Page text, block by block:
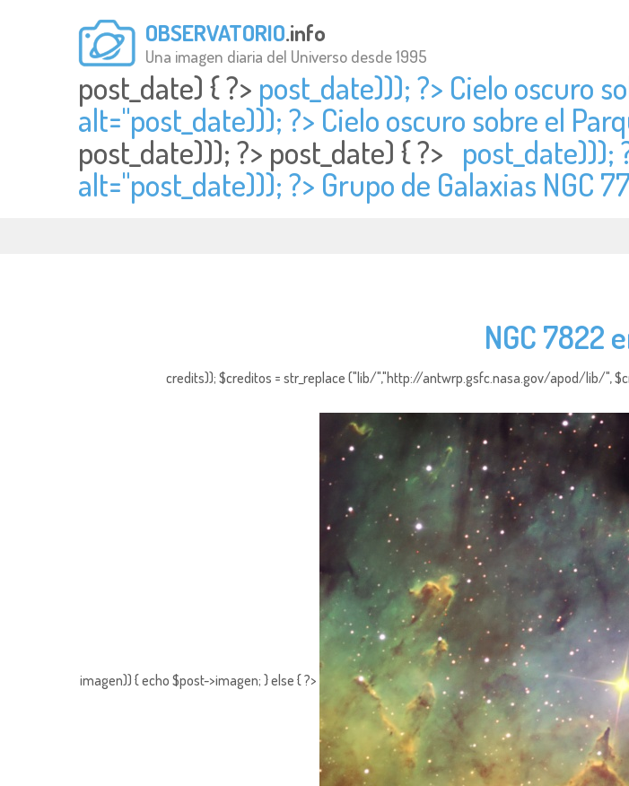
OBSERVATORIO.info
Una imagen diaria del Universo desde 1995
post_date) { ?> post_date))); ?> Cielo oscuro
alt="post_date))); ?> Cielo oscuro sobre el
post_date))); ?> post_date) { ?> post_date)));
alt="post_date))); ?> Grupo de Galaxias NGC
NGC 7822
credits)); $creditos = str_replace ("lib/","http://antwrp.gsfc.nasa.gov/apod/lib/",
imagen)) { echo $post->imagen; } else { ?>